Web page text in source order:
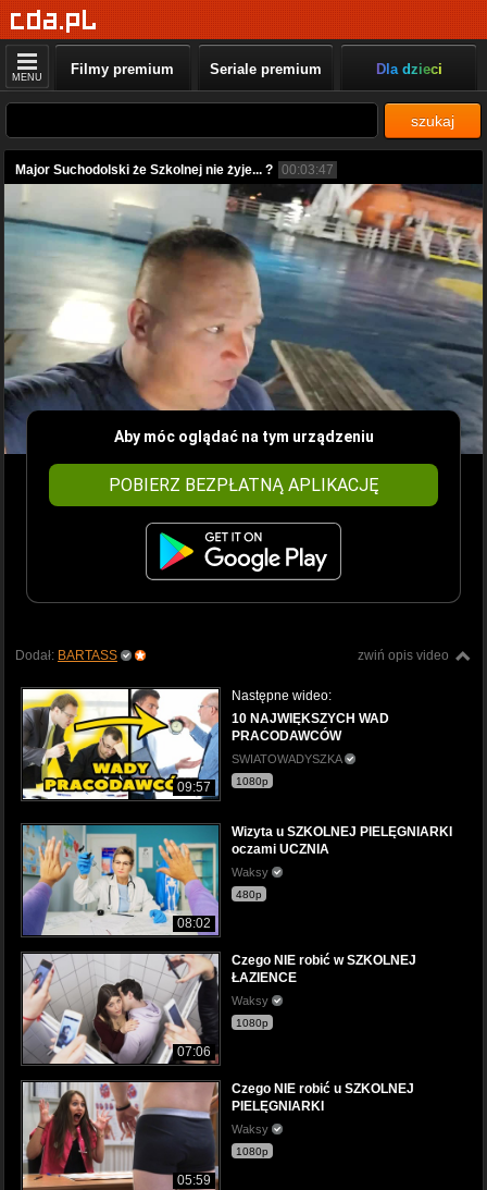
MENU Filmy premium Seriale premium Dla dzieci
szukaj
Major Suchodolski że Szkolnej nie żyje... ? 00:03:47
Aby móc oglądać na tym urządzeniu
POBIERZ BEZPŁATNĄ APLIKACJĘ
zwiń opis video
Dodał: BARTASS
09:57
Następne wideo:
10 NAJWIĘKSZYCH WAD
PRACODAWCÓW
SWIATOWADYSZKA
1080p
08:02
Wizyta u SZKOLNEJ PIELĘGNIARKI
oczami UCZNIA
Waksy
480p
07:06
Czego NIE robić w SZKOLNEJ
ŁAZIENCE
Waksy
1080p
05:59
Czego NIE robić u SZKOLNEJ
PIELĘGNIARKI
Waksy
1080p